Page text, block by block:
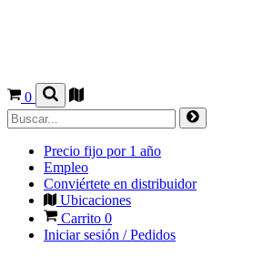
0
Precio fijo por 1 año
Empleo
Conviértete en distribuidor
Ubicaciones
Carrito 0
Iniciar sesión / Pedidos